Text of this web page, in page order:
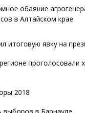
обаяние
в Алтайском крае
итоговую явку на
проголосовали
2018